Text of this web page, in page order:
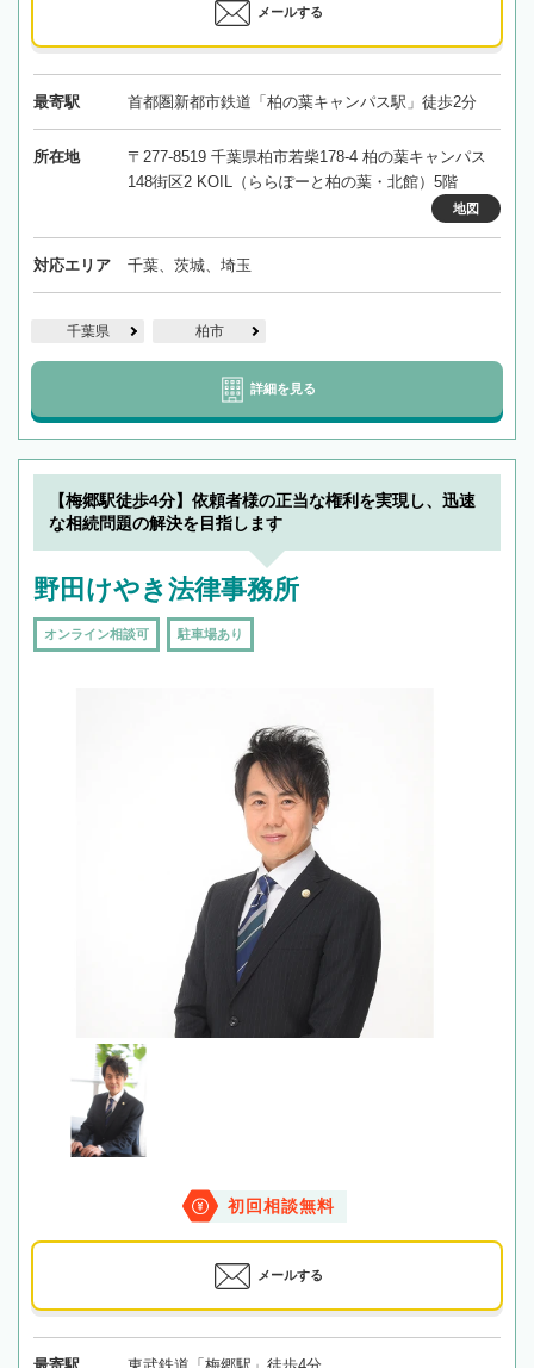
メールする
最寄駅 首都圏新都市鉄道「柏の葉キャンパス駅」徒歩2分
所在地
〒277-8519 千葉県柏市若柴178-4 柏の葉キャンパス
148街区2 KOIL（ららぽーと柏の葉・北館）5階
地図
対応エリア 千葉、茨城、埼玉
千葉県 柏市
詳細を見る
【梅郷駅徒歩4分】依頼者様の正当な権利を実現し、迅速
な相続問題の解決を目指します
野田けやき法律事務所
オンライン相談可 駐車場あり
初回相談無料
メールする